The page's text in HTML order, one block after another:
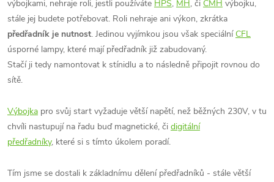
výbojkami, nehraje roli, jestli používáte HPS, MH, či CMH výbojku,
stále jej budete potřebovat. Roli nehraje ani výkon, zkrátka
předřadník je nutnost. Jedinou vyjímkou jsou však speciální CFL
úsporné lampy, které mají předřadník již zabudovaný.
Stačí ji tedy namontovat k stínidlu a to následně připojit rovnou do
sítě.
Výbojka pro svůj start vyžaduje větší napětí, než běžných 230V, v tu
chvíli nastupují na řadu buď magnetické, či digitální
předřadníky, které si s tímto úkolem poradí.
Tím jsme se dostali k základnímu dělení předřadníků - stále větší